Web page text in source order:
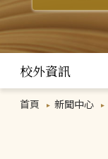
校外資訊
首頁 新聞中心